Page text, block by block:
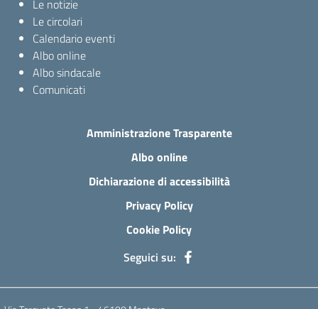
Le notizie
Le circolari
Calendario eventi
Albo online
Albo sindacale
Comunicati
Amministrazione Trasparente
Albo online
Dichiarazione di accessibilità
Privacy Policy
Cookie Policy
Seguici su: